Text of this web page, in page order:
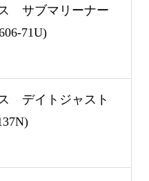
サブマリーナー
71U)
デイトジャスト